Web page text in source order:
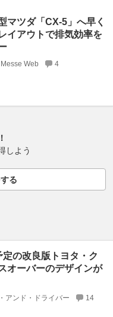
マツダ「CX-5」へ早く
イアウトで排気効率を
Web 4
しよう
る
の改良版トヨタ・ク
オーバーのデザインが
アンド・ドライバー 14